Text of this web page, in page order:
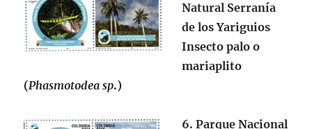
Natural Serranía
de los Yariguios
Insecto palo o
mariaplito
(Phasmotodea sp.)
6. Parque Nacional